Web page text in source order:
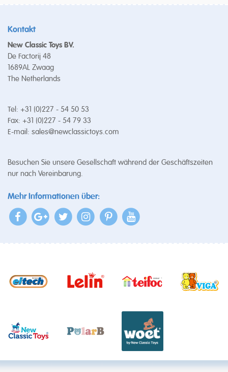
Kontakt
New Classic Toys BV.
De Factorij 48
1689AL Zwaag
The Netherlands
Tel: +31 (0)227 - 54 50 53
Fax: +31 (0)227 - 54 79 33
E-mail: sales@newclassictoys.com
Besuchen Sie unsere Gesellschaft während der Geschäftszeiten
nur nach Vereinbarung.
Mehr Informationen über: